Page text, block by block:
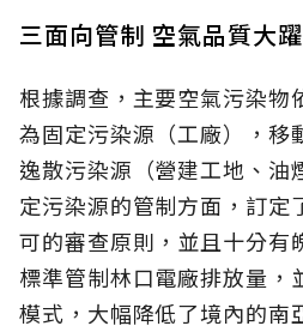
三面向管制 空氣品質大
根據調查，主要空氣污染物
為固定污染源（工廠），移
逸散污染源（營建工地、油
定污染源的管制方面，訂定
可的審查原則，並且十分有
標準管制林口電廠排放量，
模式，大幅降低了境內的南